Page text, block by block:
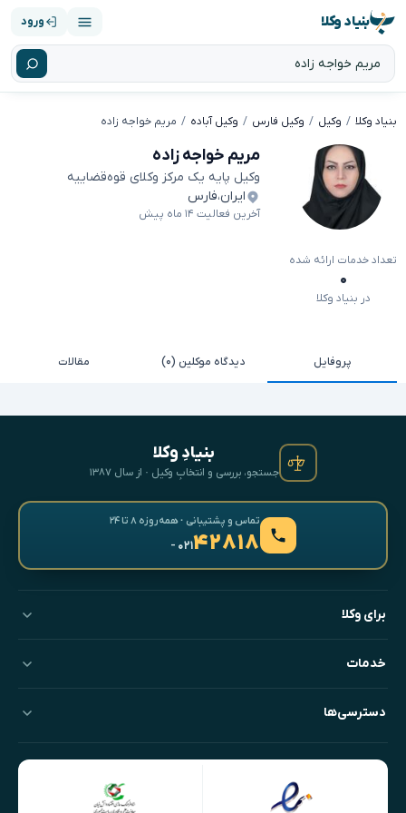
بنیاد وکلا ورود
بنیاد وکلا وکیل وکیل فارس وکیل آباده مریم خواجه زاده
مریم خواجه زاده
وکیل پایه یک مرکز وکلای قوه‌قضاییه
ایران،فارس
آخرین فعالیت ۱۴ ماه پیش
تعداد خدمات ارائه شده
۰
در بنیاد وکلا
پروفایل دیدگاه موکلین (۰) مقالات
بنیادِ وکلا
جستجو، بررسی و انتخابِ وکیل · از سال ۱۳۸۷
تماس و پشتیبانی · همه‌روزه ۸ تا ۲۴
۴۲۸۱۸- ۰۲۱
برای وکلا
خدمات
دسترسی‌ها